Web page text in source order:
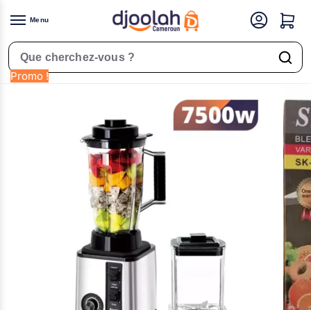
Menu
Rechercher un produit
Accueil Petit Électroménager Robot Mixeur Electrique Blender 2-en-1 Super Acier Inoxydable – 3L – 7500W – SK-2024 Garantie: 2 mois
Promo !